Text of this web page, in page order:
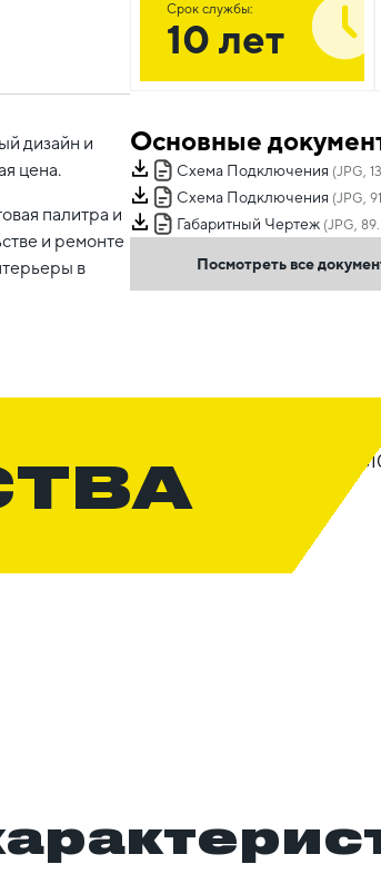
дизайн и
цена.
палитра и
и ремонте
в
Срок службы:
10 лет
Основные
Схема Подключения (JPG,
Схема Подключения (JPG,
Габаритный Чертеж (JPG,
Посмотреть все